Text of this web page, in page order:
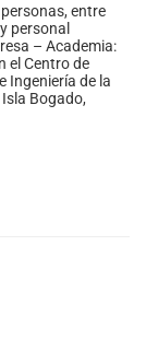
entre
personal
– Academia:
el Centro de
Ingeniería de la
Bogado,